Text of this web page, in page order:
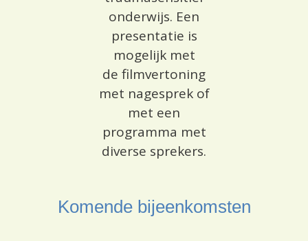
onderwijs. Een
presentatie is
mogelijk met
de filmvertoning
met nagesprek of
met een
programma met
diverse sprekers.
Komende bijeenkomsten